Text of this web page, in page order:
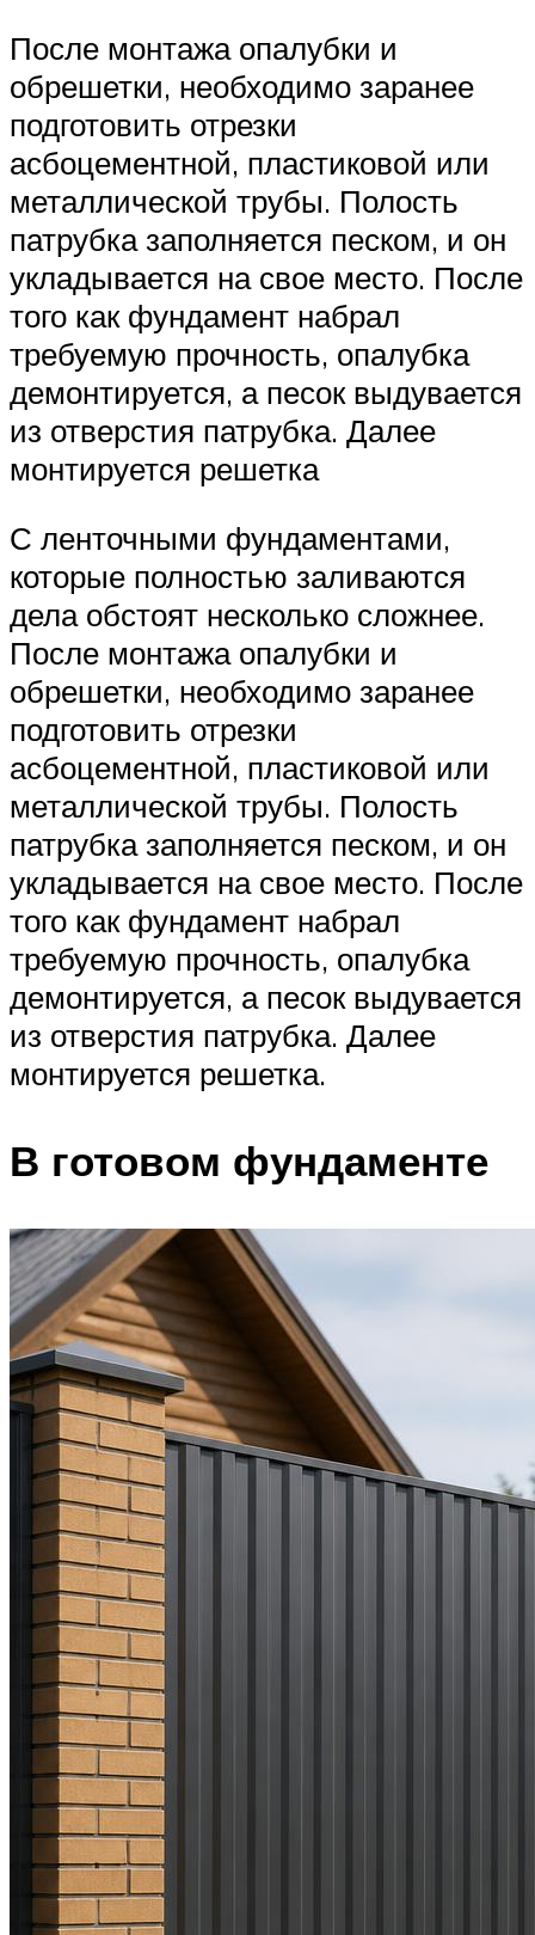
После монтажа опалубки и
обрешетки, необходимо заранее
подготовить отрезки
асбоцементной, пластиковой или
металлической трубы. Полость
патрубка заполняется песком, и он
укладывается на свое место. После
того как фундамент набрал
требуемую прочность, опалубка
демонтируется, а песок выдувается
из отверстия патрубка. Далее
монтируется решетка
С ленточными фундаментами,
которые полностью заливаются
дела обстоят несколько сложнее.
После монтажа опалубки и
обрешетки, необходимо заранее
подготовить отрезки
асбоцементной, пластиковой или
металлической трубы. Полость
патрубка заполняется песком, и он
укладывается на свое место. После
того как фундамент набрал
требуемую прочность, опалубка
демонтируется, а песок выдувается
из отверстия патрубка. Далее
монтируется решетка.
В готовом фундаменте